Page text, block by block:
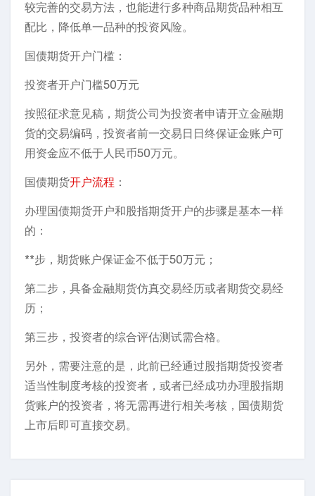
较完善的交易方法，也能进行多种商品期货品种相互
配比，降低单一品种的投资风险。
国债期货开户门槛：
投资者开户门槛50万元
按照征求意见稿，期货公司为投资者申请开立金融期
货的交易编码，投资者前一交易日日终保证金账户可
用资金应不低于人民币50万元。
国债期货开户流程 ：
办理国债期货开户和股指期货开户的步骤是基本一样
的：
**步，期货账户保证金不低于50万元；
第二步，具备金融期货仿真交易经历或者期货交易经
历；
第三步，投资者的综合评估测试需合格。
另外，需要注意的是，此前已经通过股指期货投资者
适当性制度考核的投资者，或者已经成功办理股指期
货账户的投资者，将无需再进行相关考核，国债期货
上市后即可直接交易。